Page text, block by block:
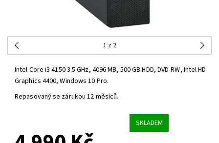
1 z 2
Intel Core i3 4150 3.5 GHz, 4096 MB, 500 GB HDD, DVD-RW, Intel HD
Graphics 4400, Windows 10 Pro.
Repasovaný se zárukou 12 měsíců.
SKLADEM